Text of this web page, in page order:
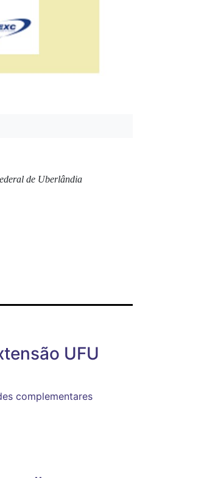
de Uberlândia
UFU
complementares